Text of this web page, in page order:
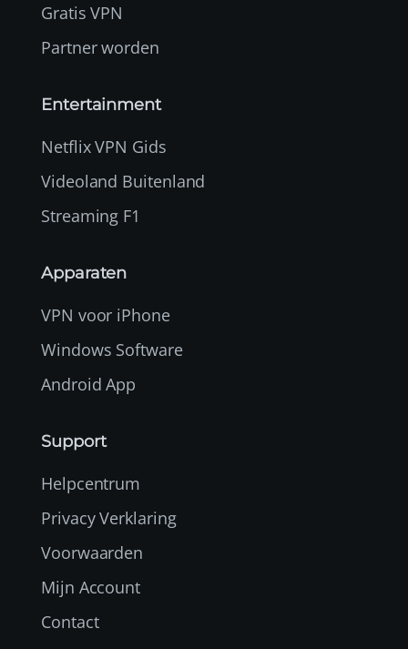
Gratis VPN
Partner worden
Entertainment
Netflix VPN Gids
Videoland Buitenland
Streaming F1
Apparaten
VPN voor iPhone
Windows Software
Android App
Support
Helpcentrum
Privacy Verklaring
Voorwaarden
Mijn Account
Contact